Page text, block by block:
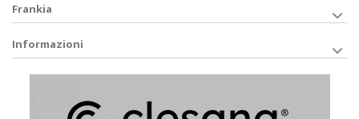
Frankia
Informazioni